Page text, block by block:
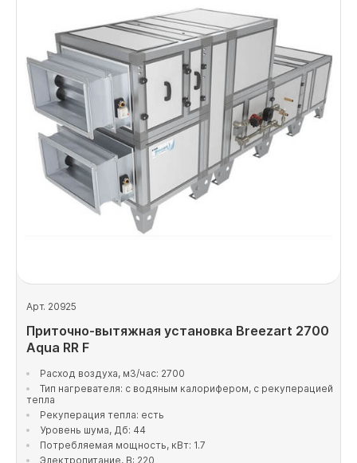
Арт. 20925
Приточно-вытяжная установка Breezart 2700
Aqua RR F
Расход воздуха, м3/час: 2700
Тип нагревателя: с водяным калорифером, с рекуперацией
тепла
Рекуперация тепла: есть
Уровень шума, Дб: 44
Потребляемая мощность, кВт: 1.7
Электропитание, В: 220